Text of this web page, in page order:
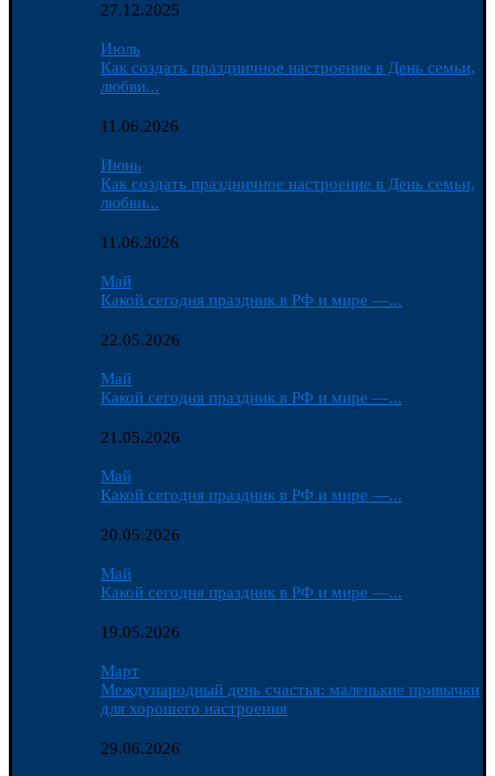
27.12.2025
Июль
Как создать праздничное настроение в День семьи,
любви...
11.06.2026
Июнь
Как создать праздничное настроение в День семьи,
любви...
11.06.2026
Май
Какой сегодня праздник в РФ и мире —...
22.05.2026
Май
Какой сегодня праздник в РФ и мире —...
21.05.2026
Май
Какой сегодня праздник в РФ и мире —...
20.05.2026
Май
Какой сегодня праздник в РФ и мире —...
19.05.2026
Март
Международный день счастья: маленькие привычки
для хорошего настроения
29.06.2026